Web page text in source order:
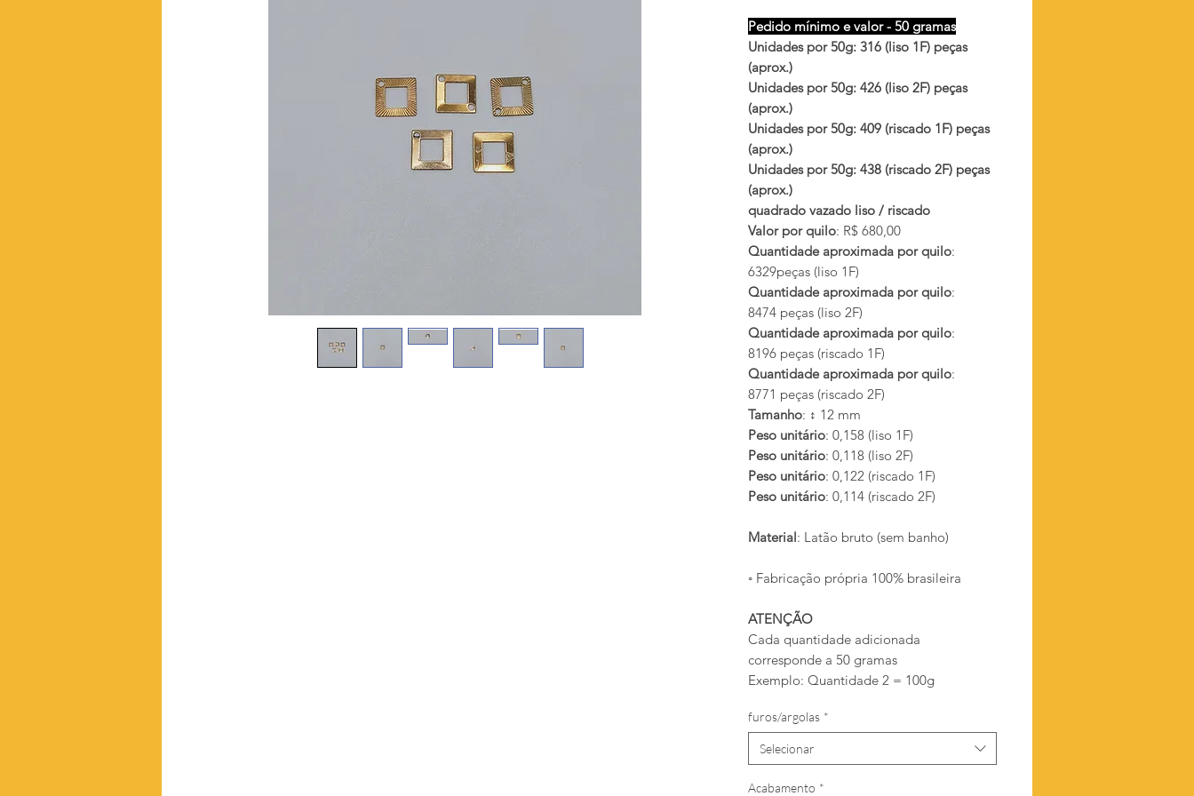
Pedido mínimo e valor - 50 gramas
Unidades por 50g: 316 (liso 1F) peças
(aprox.)
Unidades por 50g: 426 (liso 2F) peças
(aprox.)
Unidades por 50g: 409 (riscado 1F) peças
(aprox.)
Unidades por 50g: 438 (riscado 2F) peças
(aprox.)
quadrado vazado liso / riscado
Valor por quilo: R$ 680,00
Quantidade aproximada por quilo:
6329peças (liso 1F)
Quantidade aproximada por quilo:
8474 peças (liso 2F)
Quantidade aproximada por quilo:
8196 peças (riscado 1F)
Quantidade aproximada por quilo:
8771 peças (riscado 2F)
Tamanho: ↕ 12 mm
Peso unitário: 0,158 (liso 1F)
Peso unitário: 0,118 (liso 2F)
Peso unitário: 0,122 (riscado 1F)
Peso unitário: 0,114 (riscado 2F)
Material: Latão bruto (sem banho)
◦ Fabricação própria 100% brasileira
ATENÇÃO
Cada quantidade adicionada
corresponde a 50 gramas
Exemplo: Quantidade 2 = 100g
furos/argolas *
Selecionar
Acabamento *